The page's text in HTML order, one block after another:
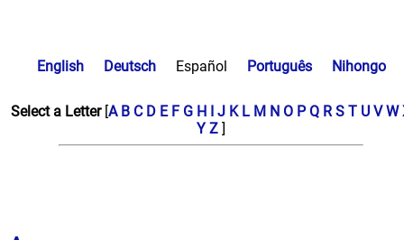
English Deutsch Español Português Nihongo
Select a Letter[A B C D E F G H I J K L M N O P Q R S T U V W
Y Z ]